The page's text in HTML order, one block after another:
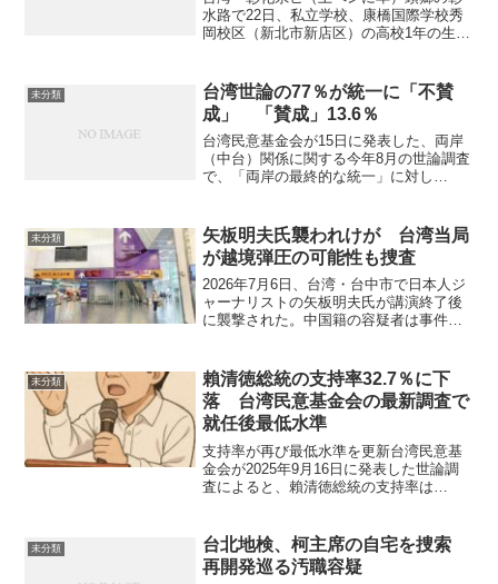
水路で22日、私立学校、康橋国際学校秀
岡校区（新北市新店区）の高校1年の生徒
転車による台湾一周旅行の途中だっ
た。 彰化県警察局北斗...
未分類
台湾世論の77％が統一に「不賛
成」 「賛成」13.6％
台湾民意基金会が15日に発表した、両岸
（中台）関係に関する今年8月の世論調査
で、「両岸の最終的な統一」に対し
のうち「全く賛成しない」が50.5％に上
る一方、「非常...
未分類
矢板明夫氏襲われけが 台湾当局
が越境弾圧の可能性も捜査
2026年7月6日、台湾・台中市で日本人ジ
ャーナリストの矢板明夫氏が講演終了後
に襲撃された。中国籍の容疑者は事件直
背景を捜査するとともに、中国の「民族
団結進歩促進法」施...
未分類
賴清徳総統の支持率32.7％に下
落 台湾民意基金会の最新調査で
就任後最低水準
支持率が再び最低水準を更新台湾民意基
金会が2025年9月16日に発表した世論調
査によると、賴清徳総統の支持率は
を超え、支持との差は25.1ポイントに拡
大。強く不...
未分類
台北地検、柯主席の自宅を捜索
再開発巡る汚職容疑